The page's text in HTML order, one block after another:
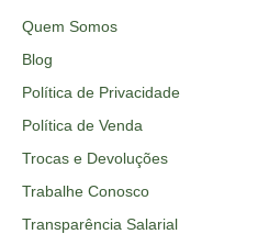
Quem Somos
Blog
Política de Privacidade
Política de Venda
Trocas e Devoluções
Trabalhe Conosco
Transparência Salarial